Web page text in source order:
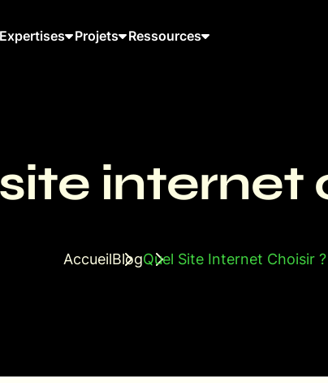
Expertises Projets Ressources
internet
AccueilBlogQuel Site Internet Choisir ?